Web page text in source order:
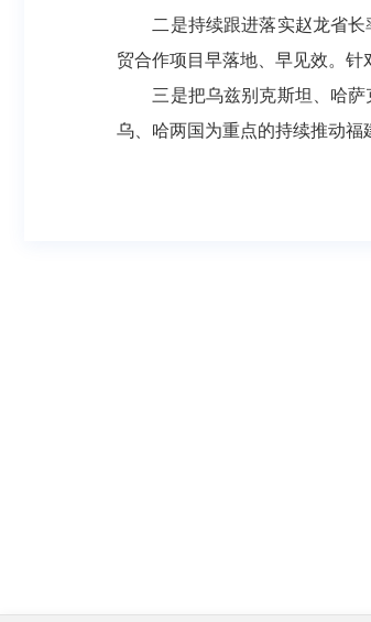
二是持续跟进落实赵龙省长
贸合作项目早落地、早见效。针
三是把乌兹别克斯坦、哈萨克
乌、哈两国为重点的持续推动福